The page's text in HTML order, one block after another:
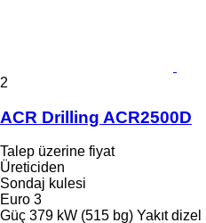
2
ACR Drilling ACR2500D
Talep üzerine fiyat
Üreticiden
Sondaj kulesi
Euro 3
Güç 379 kW (515 bg) Yakıt dizel